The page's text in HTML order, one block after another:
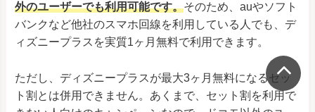
外のユーザーでも利用可能です。そのため、auやソフト
バンクなど他社のスマホ回線を利用している人でも、デ
ィズニープラスを実質1ヶ月無料で利用できます。
ただし、ディズニープラスが最大3ヶ月無料になるセッ
ト割とは併用できません。あくまで、セット割を利用で